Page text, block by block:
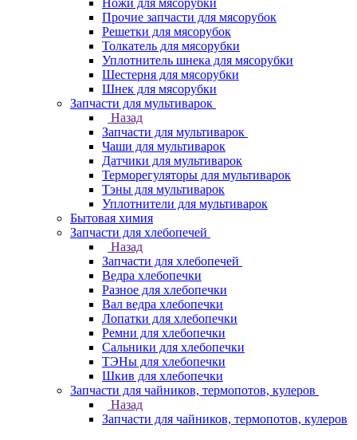
Ножи для мясорубки
Прочие запчасти для мясорубок
Решетки для мясорубок
Толкатель для мясорубки
Уплотнитель шнека для мясорубки
Шестерня для мясорубки
Шнек для мясорубки
Запчасти для мультиварок
Назад
Запчасти для мультиварок
Чаши для мультиварок
Датчики для мультиварок
Терморегуляторы для мультиварок
Тэны для мультиварок
Уплотнители для мультиварок
Бытовая химия
Запчасти для хлебопечей
Назад
Запчасти для хлебопечей
Ведра хлебопечки
Разное для хлебопечки
Вал ведра хлебопечки
Лопатки для хлебопечки
Ремни для хлебопечки
Сальники для хлебопечки
ТЭНы для хлебопечки
Шкив для хлебопечки
Запчасти для чайников, термопотов, кулеров
Назад
Запчасти для чайников, термопотов, кулеров